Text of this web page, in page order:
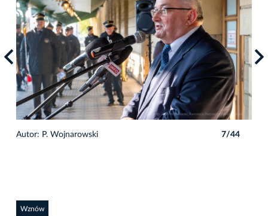
Autor: P. Wojnarowski 7/44
Wznów